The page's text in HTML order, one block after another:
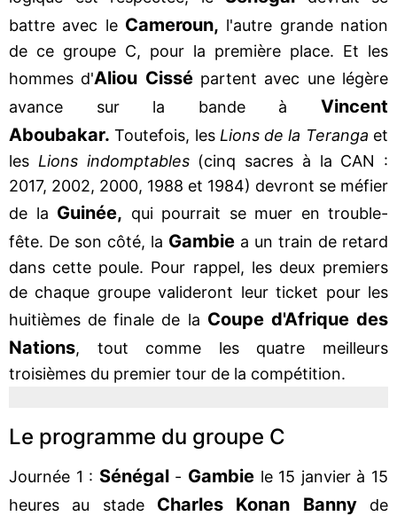
battre avec le Cameroun, l'autre grande nation
de ce groupe C, pour la première place. Et les
hommes d'Aliou Cissépartent avec une légère
avance sur la bande à Vincent
Aboubakar. Toutefois, lesLions de la Teranga et
les Lions indomptables(cinq sacres à la CAN :
2017, 2002, 2000, 1988 et 1984) devront se méfier
de la Guinée, qui pourrait se muer en trouble-
fête. De son côté, la Gambie a un train de retard
dans cette poule. Pour rappel, les deux premiers
de chaque groupe valideront leur ticket pour les
huitièmes de finale de la Coupe d'Afrique des
Nations, tout comme les quatre meilleurs
troisièmes du premier tour de la compétition.
Le programme du groupe C
Journée 1 : Sénégal- Gambie le 15 janvier à 15
heures au stade Charles Konan Bannyde